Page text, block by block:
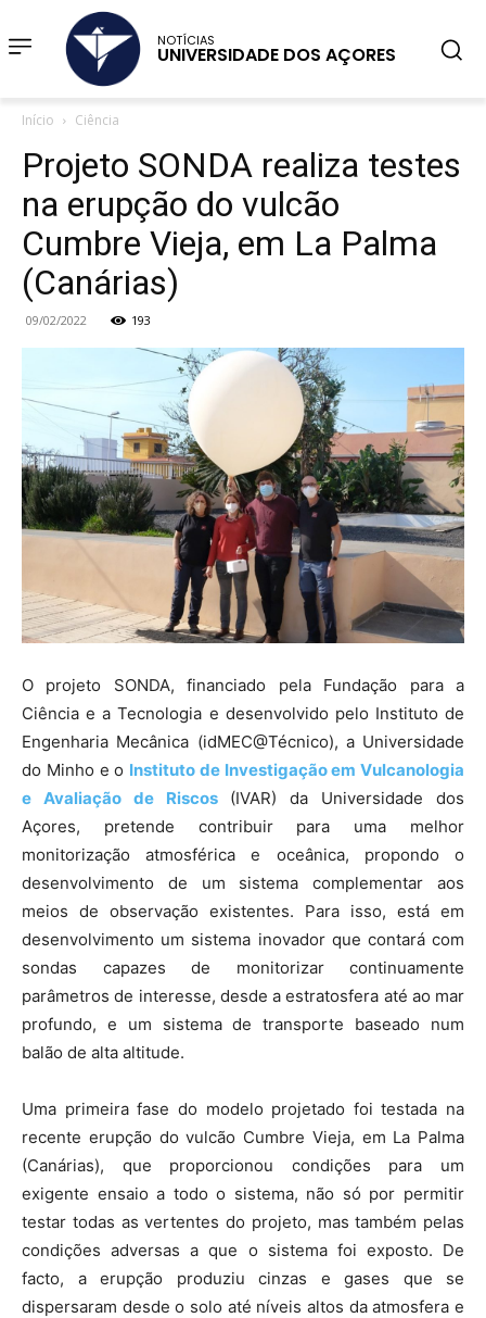
NOTÍCIAS
UNIVERSIDADE DOS AÇORES
Início Ciência
Projeto SONDA realiza testes
na erupção do vulcão
Cumbre Vieja, em La Palma
(Canárias)
09/02/2022 193
O projeto SONDA, financiado pela Fundação para a
Ciência e a Tecnologia e desenvolvido pelo Instituto de
Engenharia Mecânica (idMEC@Técnico), a Universidade
do Minho e o Instituto de Investigação em Vulcanologia
e Avaliação de Riscos(IVAR) da Universidade dos
Açores, pretende contribuir para uma melhor
monitorização atmosférica e oceânica, propondo o
desenvolvimento de um sistema complementar aos
meios de observação existentes. Para isso, está em
desenvolvimento um sistema inovador que contará com
sondas capazes de monitorizar continuamente
parâmetros de interesse, desde a estratosfera até ao mar
profundo, e um sistema de transporte baseado num
balão de alta altitude.
Uma primeira fase do modelo projetado foi testada na
recente erupção do vulcão Cumbre Vieja, em La Palma
(Canárias), que proporcionou condições para um
exigente ensaio a todo o sistema, não só por permitir
testar todas as vertentes do projeto, mas também pelas
condições adversas a que o sistema foi exposto. De
facto, a erupção produziu cinzas e gases que se
dispersaram desde o solo até níveis altos da atmosfera e